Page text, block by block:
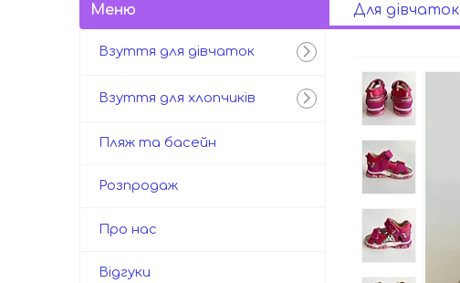
Для дівчаток
Взуття для дівчаток
Взуття для хлопчиків
Пляж та басейн
Розпродаж
Про нас
Відгуки